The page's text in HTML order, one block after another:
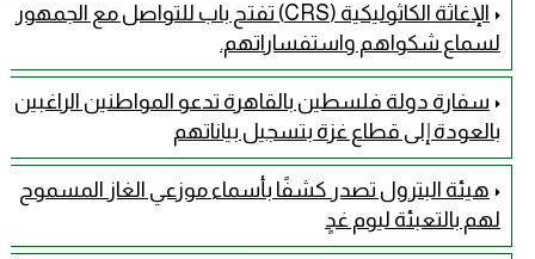
الإغاثة الكاثوليكية (CRS) تفتح باب للتواصل مع الجمهور
لسماع شكواهم واستفساراتهم.
سفارة دولة فلسطين بالقاهرة تدعو المواطنين الراغبين
بالعودة إلى قطاع غزة بتسجيل بياناتهم
هيئة البترول تصدر كشفًا بأسماء موزعي الغاز المسموح
لهم بالتعبئة ليوم غدٍ